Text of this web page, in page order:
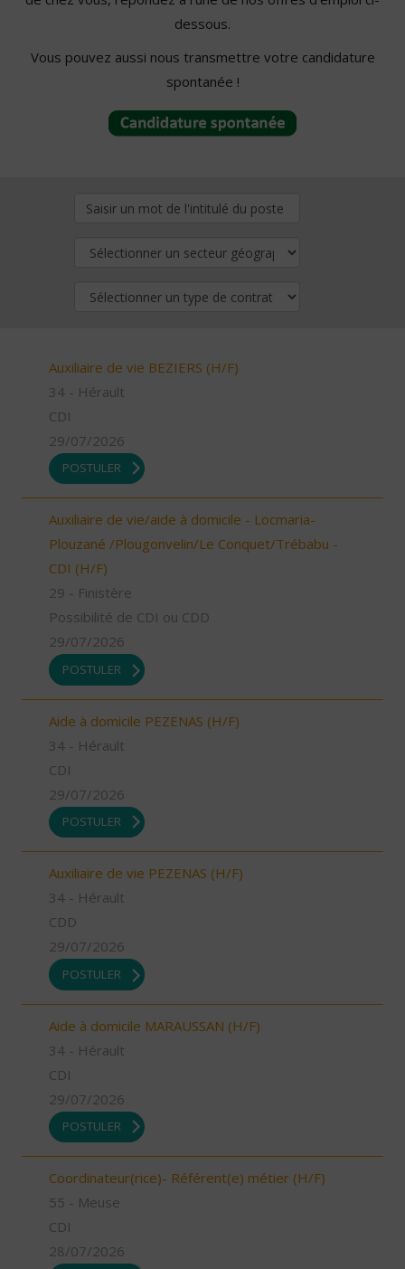
dessous.
Vous pouvez aussi nous transmettre votre candidature
spontanée !
Auxiliaire de vie BEZIERS (H/F)
34 - Hérault
CDI
29/07/2026
POSTULER
Auxiliaire de vie/aide à domicile - Locmaria-
Plouzané /Plougonvelin/Le Conquet/Trébabu -
CDI (H/F)
29 - Finistère
Possibilité de CDI ou CDD
29/07/2026
POSTULER
Aide à domicile PEZENAS (H/F)
34 - Hérault
CDI
29/07/2026
POSTULER
Auxiliaire de vie PEZENAS (H/F)
34 - Hérault
CDD
29/07/2026
POSTULER
Aide à domicile MARAUSSAN (H/F)
34 - Hérault
CDI
29/07/2026
POSTULER
Coordinateur(rice)- Référent(e) métier (H/F)
55 - Meuse
CDI
28/07/2026